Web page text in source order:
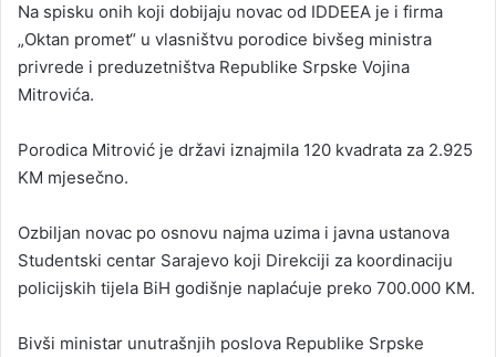
Na spisku onih koji dobijaju novac od IDDEEA je i firma
„Oktan promet“ u vlasništvu porodice bivšeg ministra
privrede i preduzetništva Republike Srpske Vojina
Mitrovića.
Porodica Mitrović je državi iznajmila 120 kvadrata za 2.925
KM mjesečno.
Ozbiljan novac po osnovu najma uzima i javna ustanova
Studentski centar Sarajevo koji Direkciji za koordinaciju
policijskih tijela BiH godišnje naplaćuje preko 700.000 KM.
Bivši ministar unutrašnjih poslova Republike Srpske